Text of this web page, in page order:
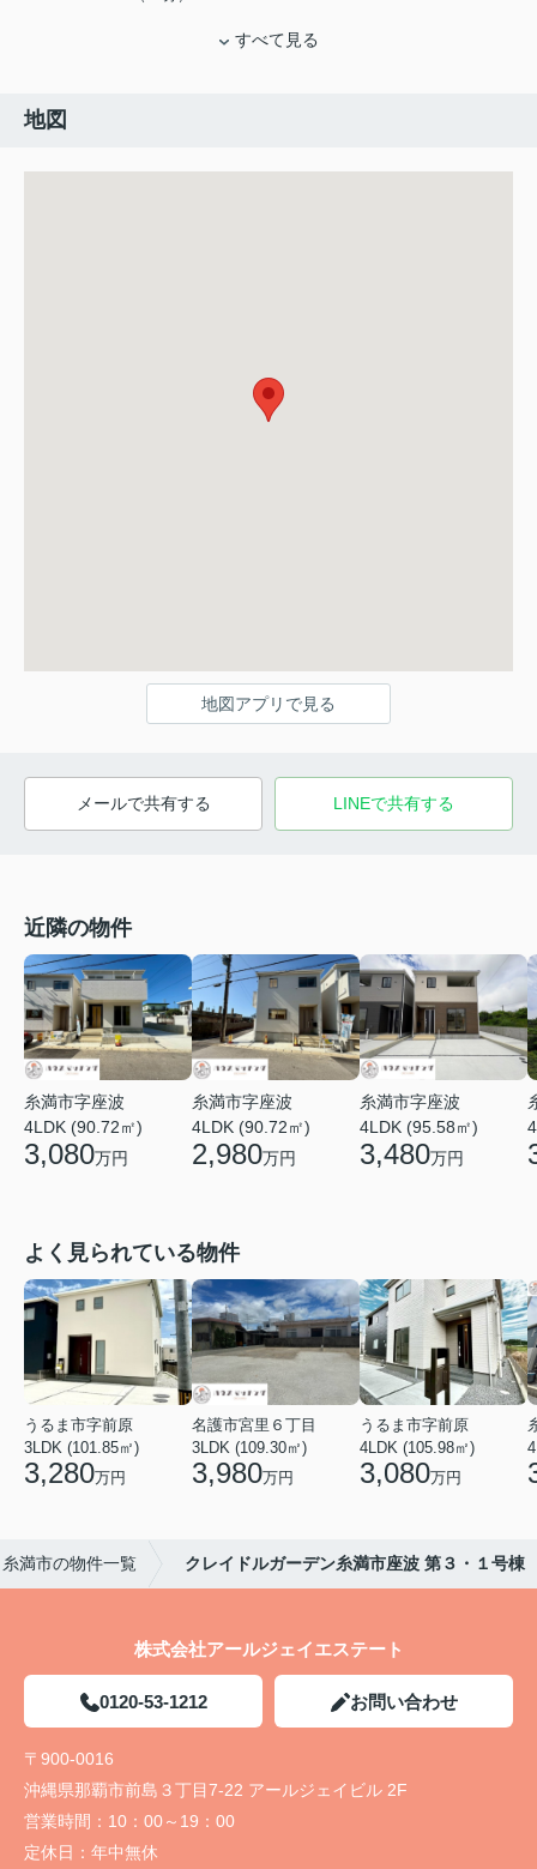
すべて見る
地図
地図アプリで見る
メールで共有する LINEで共有する
近隣の物件
糸満市字座波
4LDK (90.72㎡)
3,080万円
糸満市字座波
4LDK (90.72㎡)
2,980万円
糸満市字座波
4LDK (95.58㎡)
3,480万円
よく見られている物件
うるま市字前原
3LDK (101.85㎡)
3,280万円
名護市宮里６丁目
3LDK (109.30㎡)
3,980万円
うるま市字前原
4LDK (105.98㎡)
3,080万円
糸満市の物件一覧 クレイドルガーデン糸満市座波 第３・１号棟
株式会社アールジェイエステート
0120-53-1212 お問い合わせ
〒900-0016
沖縄県那覇市前島３丁目7-22 アールジェイビル 2F
営業時間： 10：00～19：00
定休日： 年中無休